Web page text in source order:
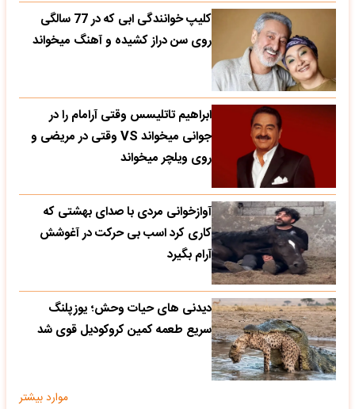
کلیپ خوانندگی ابی که در 77 سالگی
روی سن دراز کشیده و آهنگ میخواند
ابراهیم تاتلیسس وقتی آرامام را در
جوانی میخواند VS وقتی در مریضی و
روی ویلچر میخواند
آوازخوانی مردی با صدای بهشتی که
کاری کرد اسب بی حرکت در آغوشش
آرام بگیرد
دیدنی های حیات وحش؛ یوزپلنگ
سریع طعمه کمین کروکودیل قوی شد
موارد بیشتر